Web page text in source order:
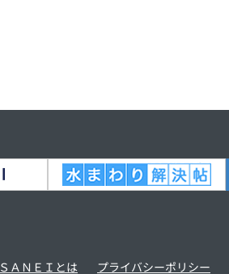
ＳＡＮＥＩとは プライバシーポリシー